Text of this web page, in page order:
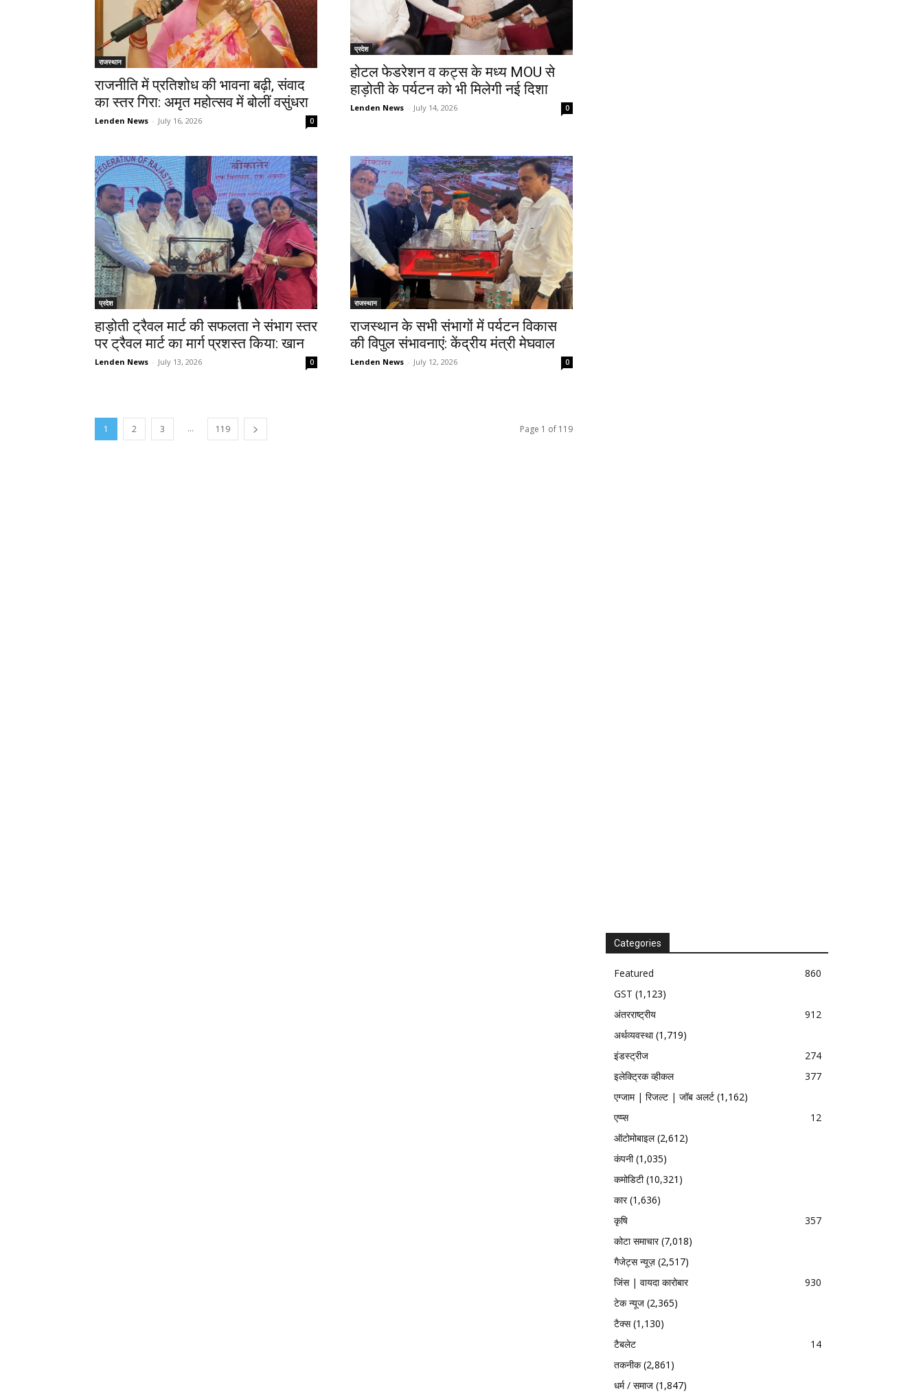
राजस्थान
राजनीति में प्रतिशोध की भावना बढ़ी, संवाद
का स्तर गिरा: अमृत महोत्सव में बोलीं वसुंधरा
Lenden News - July 16, 2026 0
प्रदेश
होटल फेडरेशन व कट्स के मध्य MOU से
हाड़ोती के पर्यटन को भी मिलेगी नई दिशा
Lenden News - July 14, 2026 0
प्रदेश
हाड़ोती ट्रैवल मार्ट की सफलता ने संभाग स्तर
पर ट्रैवल मार्ट का मार्ग प्रशस्त किया: खान
Lenden News - July 13, 2026 0
राजस्थान
राजस्थान के सभी संभागों में पर्यटन विकास
की विपुल संभावनाएं: केंद्रीय मंत्री मेघवाल
Lenden News - July 12, 2026 0
1 2 3 ... 119 Page 1 of 119
Categories
Featured
860
GST (1,123)
अंतरराष्ट्रीय
912
अर्थव्यवस्था(1,719)
इंडस्ट्रीज
274
इलेक्ट्रिक व्हीकल
377
एग्जाम | रिजल्ट | जॉब अलर्ट (1,162)
एप्प्स
12
ऑटोमोबाइल(2,612)
कंपनी(1,035)
कमोडिटी(10,321)
कार(1,636)
कृषि
357
कोटा समाचार(7,018)
गैजेट्स न्यूज़ (2,517)
जिंस | वायदा कारोबार
930
टेक न्यूज (2,365)
टैक्स(1,130)
टैबलेट
14
तकनीक(2,861)
धर्म / समाज (1,847)